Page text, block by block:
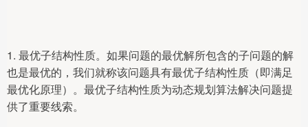
1. 最优子结构性质。如果问题的最优解所包含的子问题的解
也是最优的，我们就称该问题具有最优子结构性质（即满足
最优化原理）。最优子结构性质为动态规划算法解决问题提
供了重要线索。